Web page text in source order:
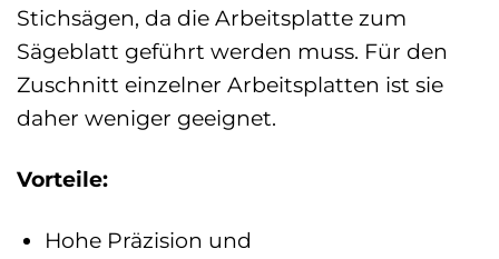
Stichsägen, da die Arbeitsplatte zum
Sägeblatt geführt werden muss. Für den
Zuschnitt einzelner Arbeitsplatten ist sie
daher weniger geeignet.
Vorteile:
Hohe Präzision und